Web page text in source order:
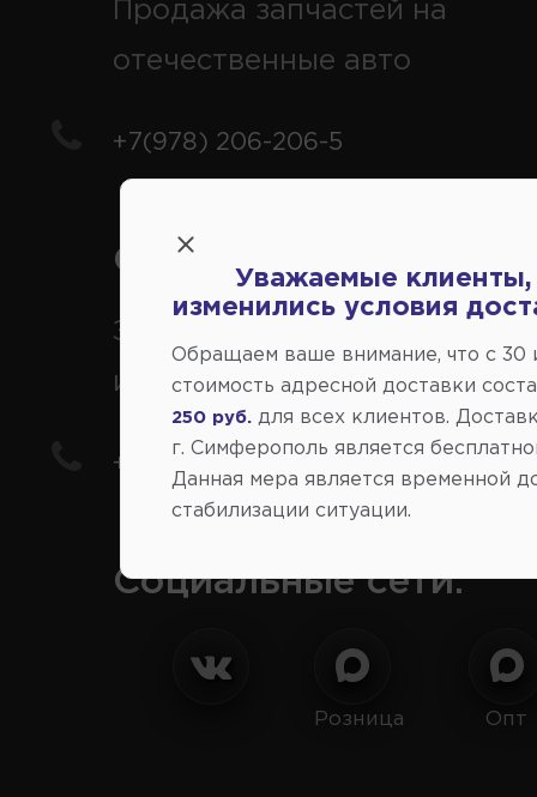
Продажа запчастей на
отечественные авто
+7(978) 206-206-5
Справочный центр:
Заказ шин, дисков,
иномарки
+7(978) 206-206-8
Социальные сети:
Розница Опт
Уважаемые клиенты,
изменились условия
Обращаем ваше внимание, что c 30
стоимость адресной доставки
250 руб.
для всех клиентов.
г. Симферополь является
Данная мера является временной
стабилизации ситуации.